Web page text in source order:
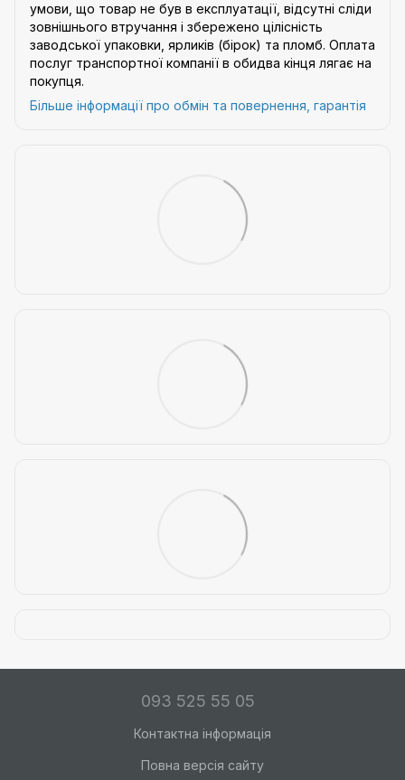
умови, що товар не був в експлуатації, відсутні сліди
зовнішнього втручання і збережено цілісність
заводської упаковки, ярликів (бірок) та пломб. Оплата
послуг транспортної компанії в обидва кінця лягає на
покупця.
Більше інформації про обмін та повернення, гарантія
093 525 55 05
Контактна інформація
Повна версія сайту